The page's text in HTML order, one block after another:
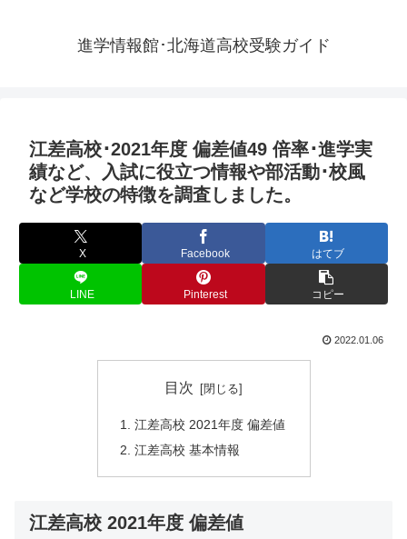
進学情報館･北海道高校受験ガイド
江差高校･2021年度 偏差値49 倍率･進学実
績など、入試に役立つ情報や部活動･校風
など学校の特徴を調査しました。
X Facebook はてブ
LINE Pinterest コピー
2022.01.06
目次
江差高校 2021年度 偏差値
江差高校 基本情報
江差高校 2021年度 偏差値